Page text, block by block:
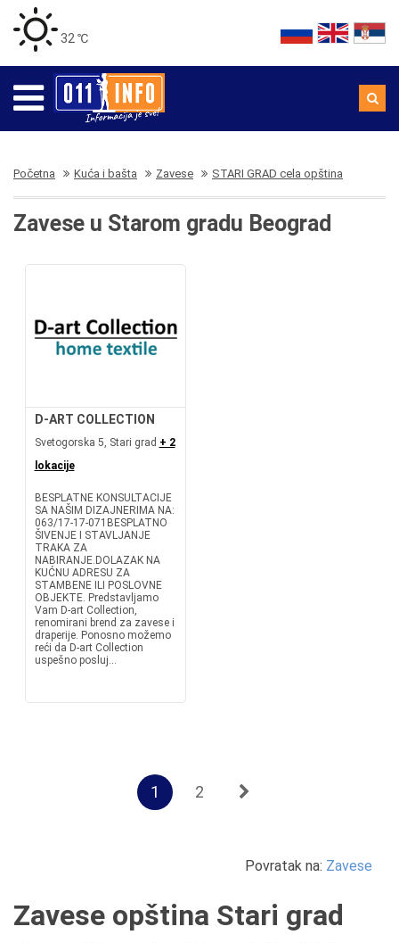
32 ℃
Početna Kuća i bašta Zavese STARI GRAD cela opština
Zavese u Starom gradu Beograd
D-ART COLLECTION
Svetogorska 5, Stari grad + 2
lokacije
BESPLATNE KONSULTACIJE
SA NAŠIM DIZAJNERIMA NA:
063/17-17-071BESPLATNO
ŠIVENJE I STAVLJANJE
TRAKA ZA
NABIRANJE.DOLAZAK NA
KUĆNU ADRESU ZA
STAMBENE ILI POSLOVNE
OBJEKTE. Predstavljamo
Vam D-art Collection,
renomirani brend za zavese i
draperije. Ponosno možemo
reći da D-art Collection
uspešno posluj...
1 2
Povratak na: Zavese
Zavese opština Stari grad